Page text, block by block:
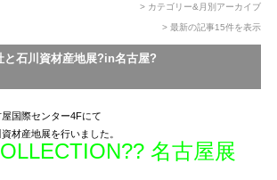
> カテゴリー&月別アーカイブ
> 最新の記事15件を表示
と石川資材産地展?in名古屋?
国際センター4Fにて
材産地展を行いました。
名古屋展